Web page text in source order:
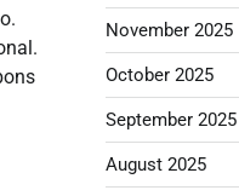
November 2025
October 2025
September 2025
August 2025